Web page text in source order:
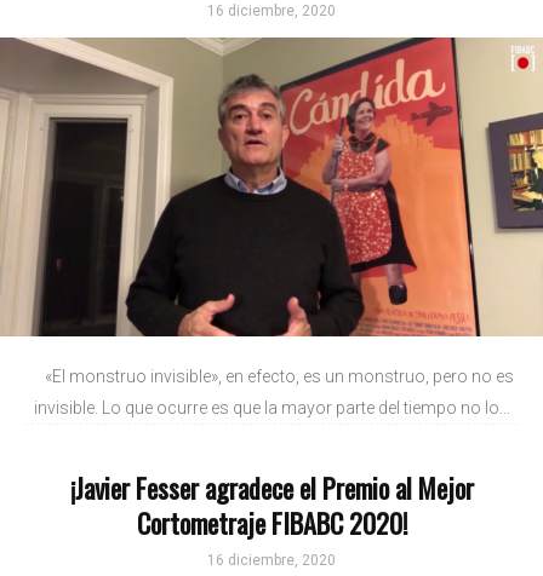
16 diciembre, 2020
«El monstruo invisible», en efecto, es un monstruo, pero no es
invisible. Lo que ocurre es que la mayor parte del tiempo no lo...
¡Javier Fesser agradece el Premio al Mejor
Cortometraje FIBABC 2020!
16 diciembre, 2020